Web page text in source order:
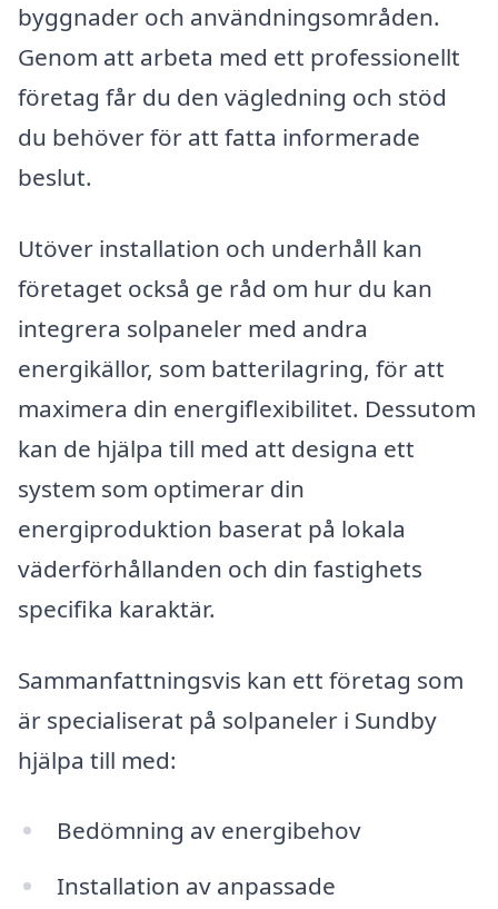
byggnader och användningsområden.
Genom att arbeta med ett professionellt
företag får du den vägledning och stöd
du behöver för att fatta informerade
beslut.
Utöver installation och underhåll kan
företaget också ge råd om hur du kan
integrera solpaneler med andra
energikällor, som batterilagring, för att
maximera din energiflexibilitet. Dessutom
kan de hjälpa till med att designa ett
system som optimerar din
energiproduktion baserat på lokala
väderförhållanden och din fastighets
specifika karaktär.
Sammanfattningsvis kan ett företag som
är specialiserat på solpaneler i Sundby
hjälpa till med:
Bedömning av energibehov
Installation av anpassade